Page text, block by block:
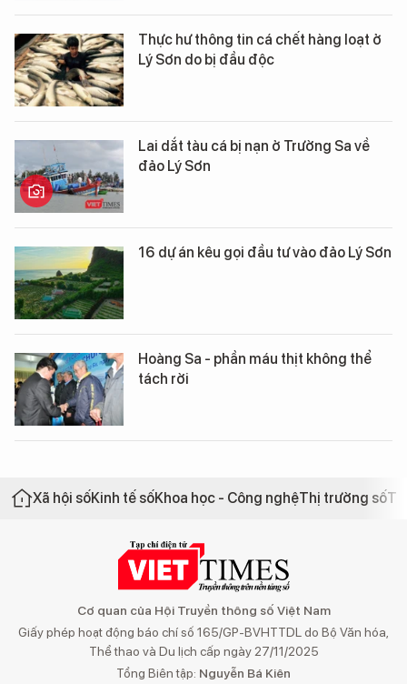
Thực hư thông tin cá chết hàng loạt ở
Lý Sơn do bị đầu độc
Lai dắt tàu cá bị nạn ở Trường Sa về
đảo Lý Sơn
16 dự án kêu gọi đầu tư vào đảo Lý Sơn
Hoàng Sa - phần máu thịt không thể
tách rời
Xã hội sốKinh tế sốKhoa học - Công nghệThị trường số
Cơ quan của Hội Truyền thông số Việt Nam
Giấy phép hoạt động báo chí số 165/GP-BVHTTDL do Bộ Văn hóa,
Thể thao và Du lịch cấp ngày 27/11/2025
Tổng Biên tập: Nguyễn Bá Kiên